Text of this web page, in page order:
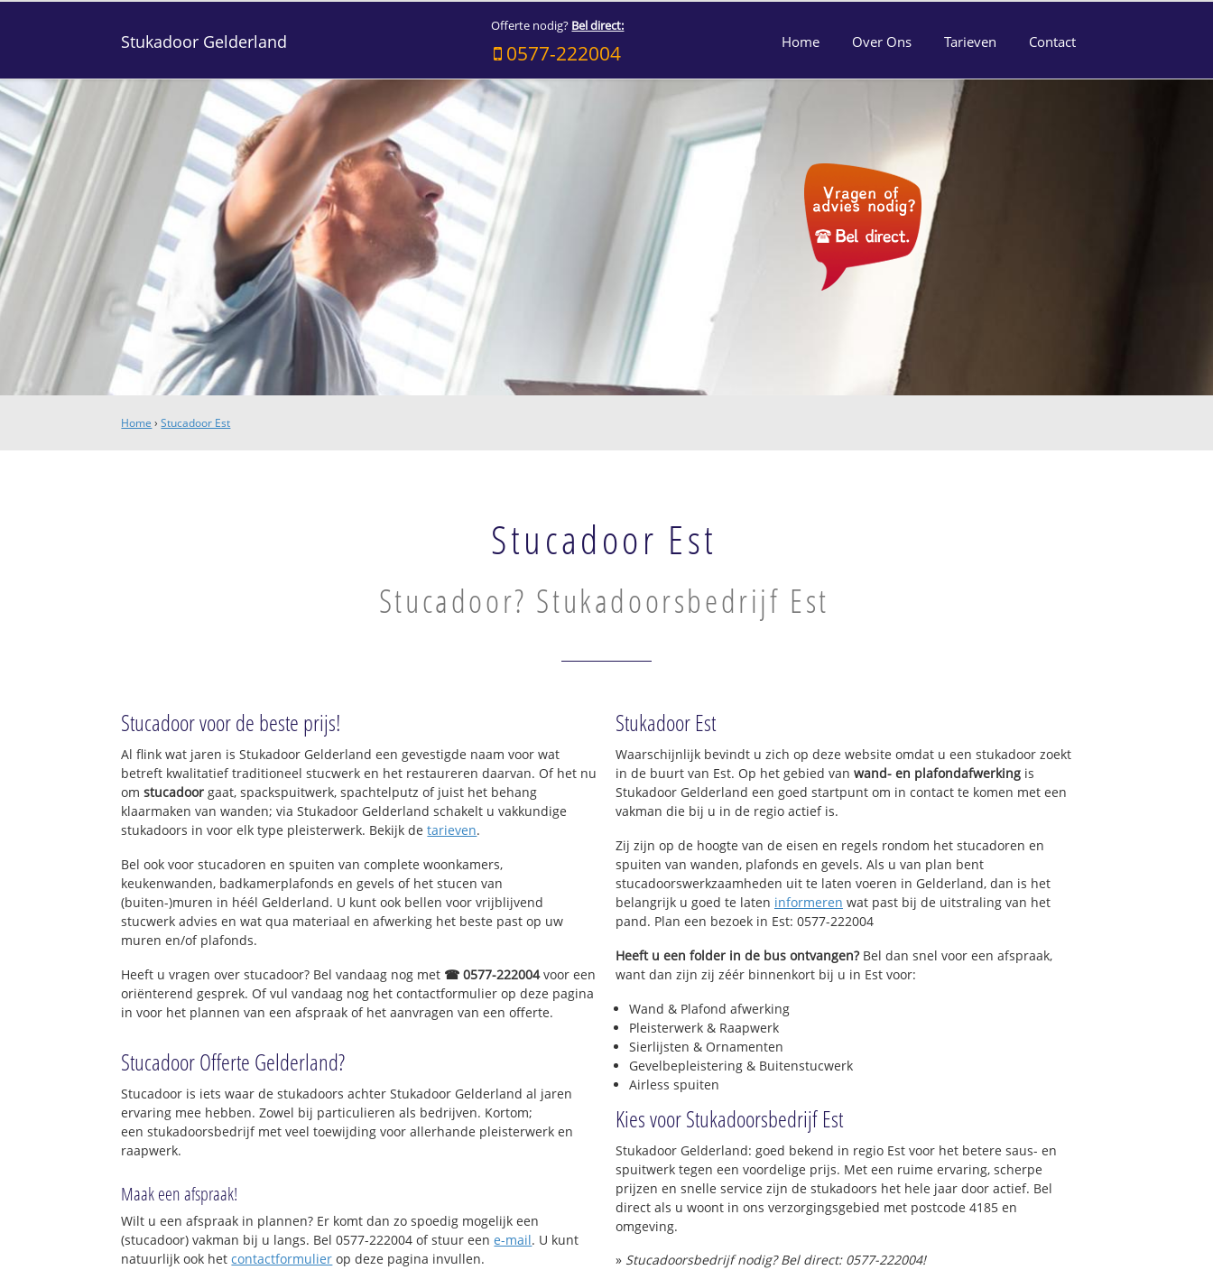
Stukadoor Gelderland
Offerte nodig? Bel direct:
0577-222004 Home Over Ons Tarieven Contact
Home ›Stucadoor Est
Stucadoor Est
Stucadoor? Stukadoorsbedrijf Est
Stucadoor voor de beste prijs!
Al flink wat jaren is Stukadoor Gelderland een gevestigde naam voor wat
betreft kwalitatief traditioneel stucwerk en het restaureren daarvan. Of het nu
omstucadoor gaat, spackspuitwerk, spachtelputz of juist het behang
klaarmaken van wanden; via Stukadoor Gelderland schakelt u vakkundige
stukadoors in voor elk type pleisterwerk. Bekijk detarieven.
Bel ook voor stucadoren en spuiten van complete woonkamers,
keukenwanden, badkamerplafonds en gevels of het stucen van
(buiten-)muren in héél Gelderland. U kunt ook bellen voor vrijblijvend
stucwerk advies en wat qua materiaal en afwerking het beste past op uw
muren en/of plafonds.
Heeft u vragen over stucadoor? Bel vandaag nog met ☎ 0577-222004voor een
oriënterend gesprek. Of vul vandaag nog het contactformulier op deze pagina
in voor het plannen van een afspraak of het aanvragen van een offerte.
Stucadoor Offerte Gelderland?
Stucadoor is iets waar de stukadoors achter Stukadoor Gelderland al jaren
ervaring mee hebben. Zowel bij particulieren als bedrijven. Kortom;
een stukadoorsbedrijf met veel toewijding voor allerhande pleisterwerk en
raapwerk.
Maak een afspraak!
Wilt u een afspraak in plannen? Er komt dan zo spoedig mogelijk een
(stucadoor) vakman bij u langs. Bel 0577-222004 of stuur eene-mail. U kunt
natuurlijk ook hetcontactformulier op deze pagina invullen.
Stukadoor Est
Waarschijnlijk bevindt u zich op deze website omdat u een stukadoor zoekt
in de buurt van Est. Op het gebied van wand- en plafondafwerking is
Stukadoor Gelderland een goed startpunt om in contact te komen met een
vakman die bij u in de regio actief is.
Zij zijn op de hoogte van de eisen en regels rondom het stucadoren en
spuiten van wanden, plafonds en gevels. Als u van plan bent
stucadoorswerkzaamheden uit te laten voeren in Gelderland, dan is het
belangrijk u goed te laten informeren wat past bij de uitstraling van het
pand. Plan een bezoek in Est: 0577-222004
Heeft u een folder in de bus ontvangen?Bel dan snel voor een afspraak,
want dan zijn zij zéér binnenkort bij u in Est voor:
Wand & Plafond afwerking
Pleisterwerk & Raapwerk
Sierlijsten & Ornamenten
Gevelbepleistering & Buitenstucwerk
Airless spuiten
Kies voor Stukadoorsbedrijf Est
Stukadoor Gelderland: goed bekend in regio Est voor het betere saus- en
spuitwerk tegen een voordelige prijs. Met een ruime ervaring, scherpe
prijzen en snelle service zijn de stukadoors het hele jaar door actief. Bel
direct als u woont in ons verzorgingsgebied met postcode 4185 en
omgeving.
» Stucadoorsbedrijf nodig? Bel direct: 0577-222004!